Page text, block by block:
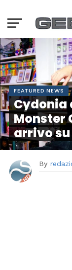
FEATURED NEWS
Cydonia
Monster
arrivo
By